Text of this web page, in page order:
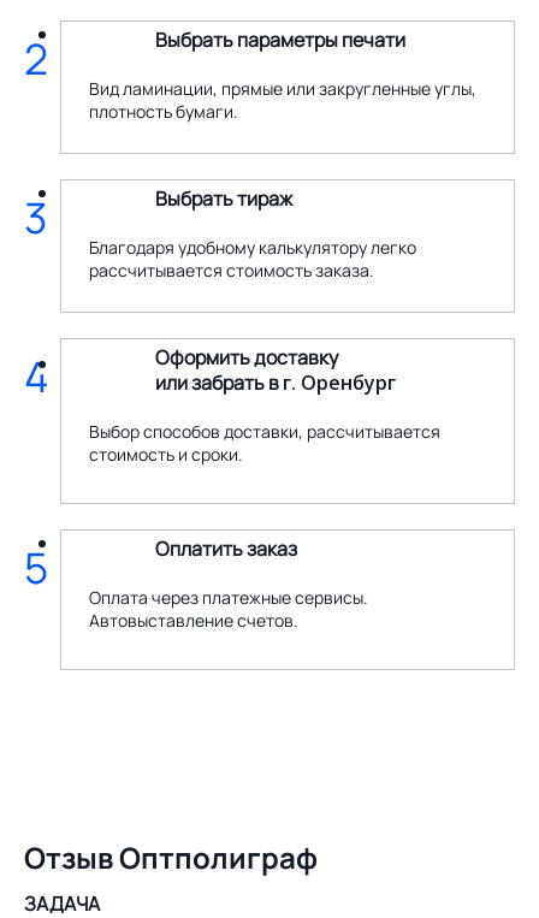
Выбрать параметры печати
Вид ламинации, прямые или закругленные углы,
плотность бумаги.
2
Выбрать тираж
Благодаря удобному калькулятору легко
рассчитывается стоимость заказа.
3
Оформить доставку
или забрать вг. Оренбург
Выбор способов доставки, рассчитывается
стоимость и сроки.
4
Оплатить заказ
Оплата через платежные сервисы.
Автовыставление счетов.
5
Отзыв Оптполиграф
ЗАДАЧА